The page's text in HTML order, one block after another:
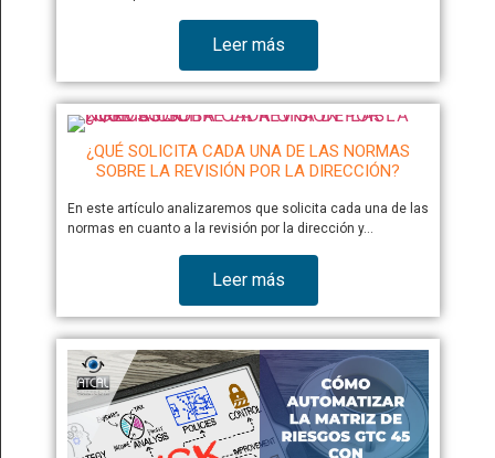
Leer más
¿QUÉ SOLICITA CADA UNA DE LAS NORMAS
SOBRE LA REVISIÓN POR LA DIRECCIÓN?
En este artículo analizaremos que solicita cada una de las
normas en cuanto a la revisión por la dirección y…
Leer más